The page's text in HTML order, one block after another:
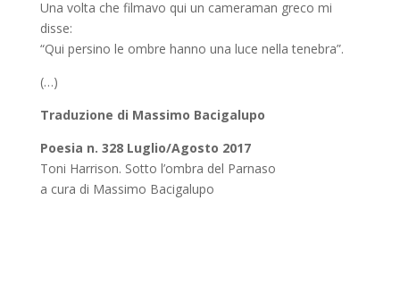
Una volta che filmavo qui un cameraman greco mi
disse:
“Qui persino le ombre hanno una luce nella tenebra”.
(…)
Traduzione di Massimo Bacigalupo
Poesia n. 328 Luglio/Agosto 2017
Toni Harrison. Sotto l’ombra del Parnaso
a cura di Massimo Bacigalupo